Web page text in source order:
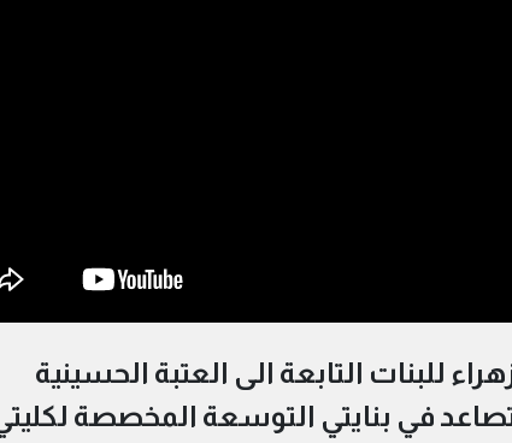
للبنات التابعة الى العتبة الحسينية
في بنايتي التوسعة المخصصة